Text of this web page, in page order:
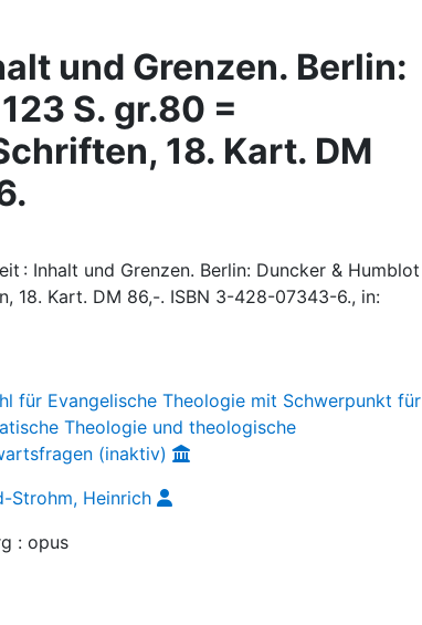
und Grenzen. Berlin:
S. gr.80 =
18. Kart. DM
: Inhalt und Grenzen. Berlin: Duncker & Humblot
18. Kart. DM 86,-. ISBN 3-428-07343-6., in:
für Evangelische Theologie mit Schwerpunkt für
Theologie und theologische
(inaktiv)
Strohm, Heinrich
: opus